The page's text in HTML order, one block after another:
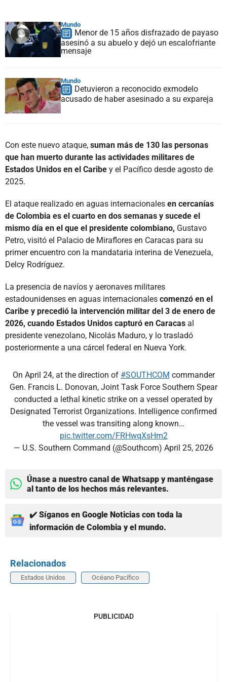
Mundo
Menor de 15 años disfrazado de payaso
asesinó a su abuelo y dejó un escalofriante
mensaje
Mundo
Detuvieron a reconocido exmodelo
acusado de haber asesinado a su expareja
Con este nuevo ataque, suman más de 130 las personas
que han muerto durante las actividades militares de
Estados Unidos en el Caribe y el Pacífico desde agosto de
2025.
El ataque realizado en aguas internacionales en cercanías
de Colombia es el cuarto en dos semanas y sucede el
mismo día en el que el presidente colombiano, Gustavo
Petro, visitó el Palacio de Miraflores en Caracas para su
primer encuentro con la mandataria interina de Venezuela,
Delcy Rodríguez.
La presencia de navíos y aeronaves militares
estadounidenses en aguas internacionales comenzó en el
Caribe y precedió la intervención militar del 3 de enero de
2026, cuando Estados Unidos capturó en Caracas al
presidente venezolano, Nicolás Maduro, y lo trasladó
posteriormente a una cárcel federal en Nueva York.
On April 24, at the direction of #SOUTHCOM commander
Gen. Francis L. Donovan, Joint Task Force Southern Spear
conducted a lethal kinetic strike on a vessel operated by
Designated Terrorist Organizations. Intelligence confirmed
the vessel was transiting along known…
pic.twitter.com/FRHwqXsHm2
— U.S. Southern Command (@Southcom) April 25, 2026
Únase a nuestro canal de Whatsapp y manténgase
al tanto de los hechos más relevantes.
✔️ Síganos en Google Noticias con toda la
información de Colombia y el mundo.
Relacionados
Estados Unidos Océano Pacífico
PUBLICIDAD